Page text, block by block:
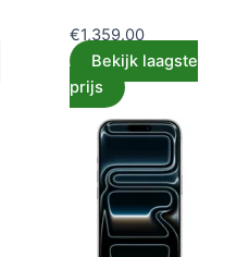
€1,359.00
Bekijk laagste
prijs